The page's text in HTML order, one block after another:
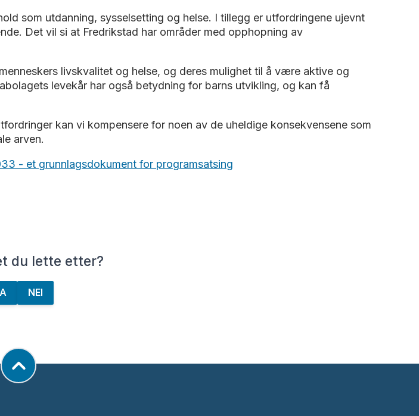
som utdanning, sysselsetting og helse. I tillegg er utfordringene ujevnt
Det vil si at Fredrikstad har områder med opphopning av
livskvalitet og helse, og deres mulighet til å være aktive og
levekår har også betydning for barns utvikling, og kan få
kan vi kompensere for noen av de uheldige konsekvensene som
arven.
- et grunnlagsdokument for programsatsing
du lette etter?
NEI